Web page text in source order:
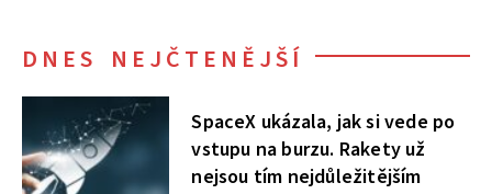
DNES NEJČTENĚJŠÍ
SpaceX ukázala, jak si vede po
vstupu na burzu. Rakety už
nejsou tím nejdůležitějším